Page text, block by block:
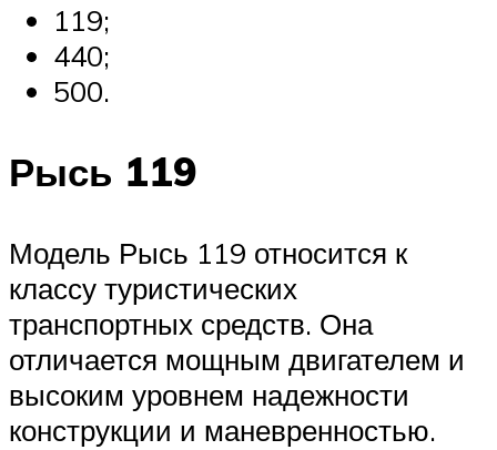
119;
440;
500.
Рысь 119
Модель Рысь 119 относится к
классу туристических
транспортных средств. Она
отличается мощным двигателем и
высоким уровнем надежности
конструкции и маневренностью.